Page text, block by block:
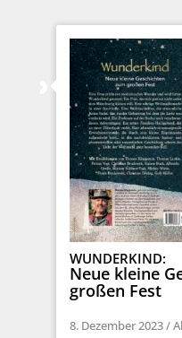
WUNDERKIND:
Neue kleine
großen Fest
8. Dezember 2023/